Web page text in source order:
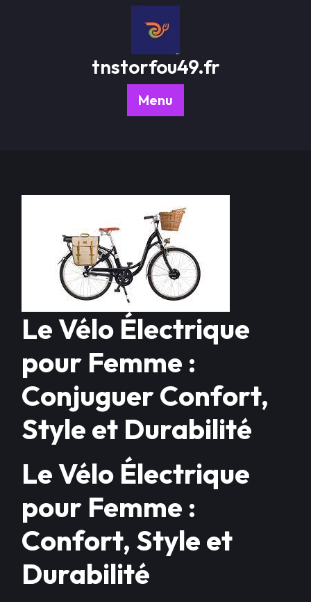
tnstorfou49.fr
Menu
Le Vélo Électrique
pour Femme :
Conjuguer Confort,
Style et Durabilité
Le Vélo Électrique
pour Femme :
Confort, Style et
Durabilité